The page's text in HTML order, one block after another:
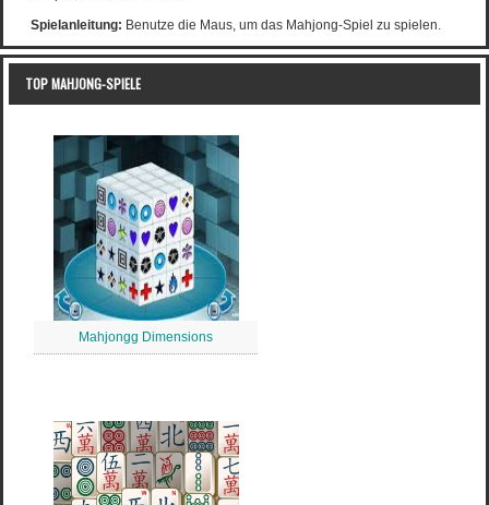
Spielanleitung: Benutze die Maus, um das Mahjong-Spiel zu spielen.
TOP MAHJONG-SPIELE
Mahjongg Dimensions